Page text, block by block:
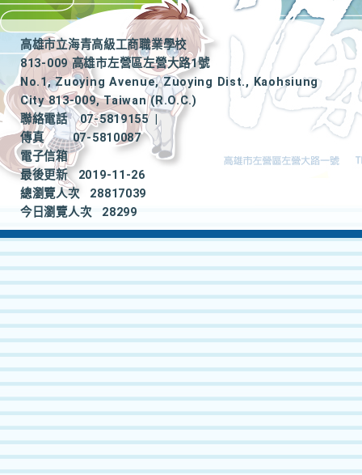
高雄市立海青高級工商職業學校
813-009 高雄市左營區左營大路1號
No.1, Zuoying Avenue, Zuoying Dist., Kaohsiung
City 813-009, Taiwan (R.O.C.)
聯絡電話
07-5819155
|
傳真
07-5810087
電子信箱
最後更新
2019-11-26
總瀏覽人次
28817039
今日瀏覽人次
28299